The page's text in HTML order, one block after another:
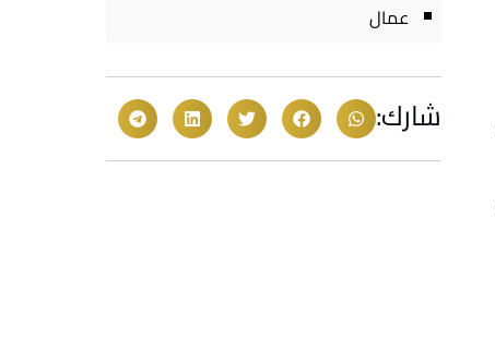
عمال
شارك: